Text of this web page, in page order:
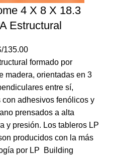
4 X 8 X 18.3
Estructural
145.00.
135.00El
precio
actual
es:
S/135.00.
formado por
madera, orientadas en 3
entre sí,
con adhesivos fenólicos y
prensados a alta
y presión. Los tableros LP
producidos con la más
por LP Building